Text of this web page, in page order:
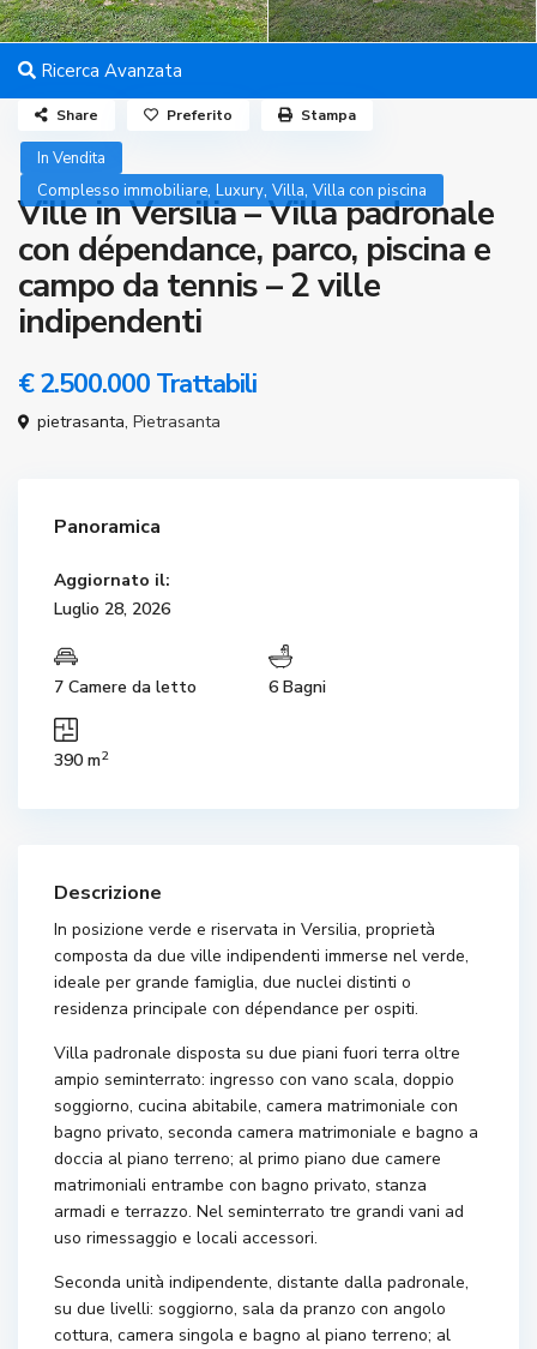
Ricerca Avanzata
In Vendita
Complesso immobiliare,Luxury,Villa,Villa con piscina
Ville in Versilia – Villa padronale
con dépendance, parco, piscina e
campo da tennis – 2 ville
indipendenti
€ 2.500.000 Trattabili
pietrasanta,Pietrasanta
Share Preferito Stampa
Panoramica
Aggiornato il:
Luglio 28, 2026
7 Camere da letto 6 Bagni
390 m2
Descrizione
In posizione verde e riservata in Versilia, proprietà
composta da due ville indipendenti immerse nel verde,
ideale per grande famiglia, due nuclei distinti o
residenza principale con dépendance per ospiti.
Villa padronale disposta su due piani fuori terra oltre
ampio seminterrato: ingresso con vano scala, doppio
soggiorno, cucina abitabile, camera matrimoniale con
bagno privato, seconda camera matrimoniale e bagno a
doccia al piano terreno; al primo piano due camere
matrimoniali entrambe con bagno privato, stanza
armadi e terrazzo. Nel seminterrato tre grandi vani ad
uso rimessaggio e locali accessori.
Seconda unità indipendente, distante dalla padronale,
su due livelli: soggiorno, sala da pranzo con angolo
cottura, camera singola e bagno al piano terreno; al